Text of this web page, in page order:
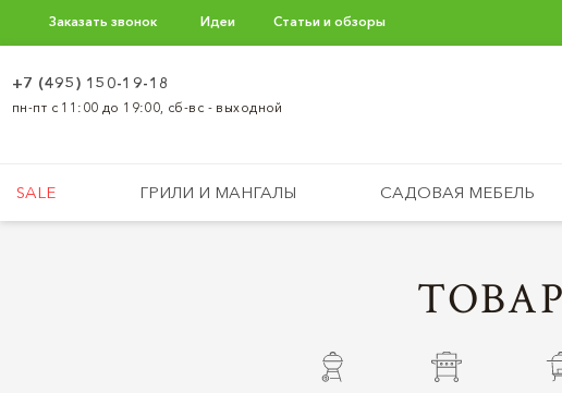
Заказать звонок Идеи Статьи и обзоры
+7 (495) 150-19-18
пн-пт с 11:00 до 19:00, сб-вс - выходной
SALE ГРИЛИ И МАНГАЛЫ САДОВАЯ МЕБЕЛЬ